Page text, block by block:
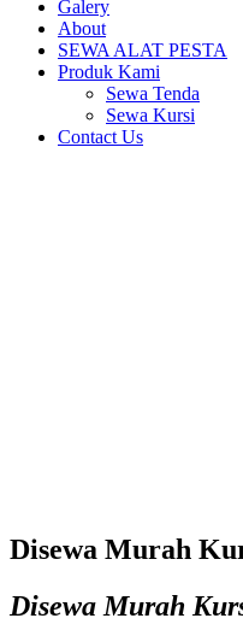
Galery
About
SEWA ALAT PESTA
Produk Kami
Sewa Tenda
Sewa Kursi
Contact Us
Disewa Murah
Disewa Murah